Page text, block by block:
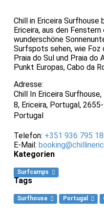
Chill in Ericeira
Ericeira, aus den
wunderschöne
Surfspots sehen, wie Foz
Praia do Sul und Praia
Punkt Europas, Cabo da
Adresse:
Chill In Ericeira
8, Ericeira, Portugal ,
Portugal
Telefon: +351 936 795
E-Mail:
Kategorien
Surfcamps
Tags
Surfhouse Portugal